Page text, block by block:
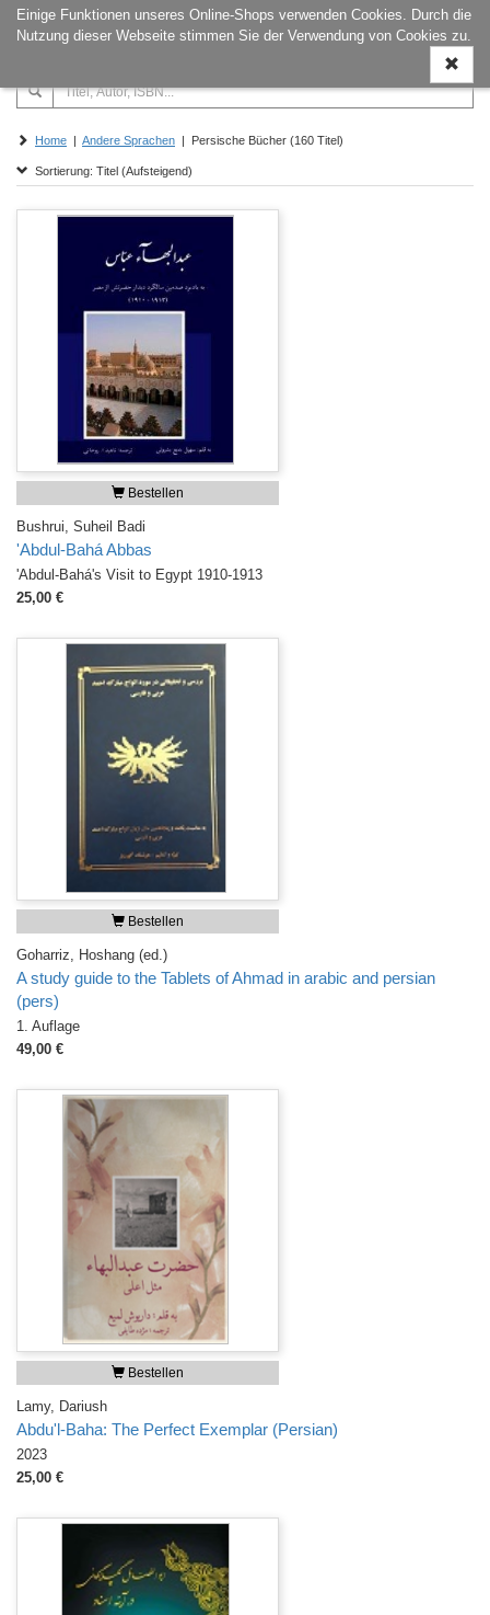
Einige Funktionen unseres Online-Shops verwenden Cookies. Durch die
Nutzung dieser Webseite stimmen Sie der Verwendung von Cookies zu.
ein-/
Home | Andere Sprachen | Persische Bücher (160 Titel)
Sortierung: Titel (Aufsteigend)
Bestellen
Bushrui, Suheil Badi
'Abdul-Bahá Abbas
'Abdul-Bahá's Visit to Egypt 1910-1913
25,00 €
Bestellen
Goharriz, Hoshang (ed.)
A study guide to the Tablets of Ahmad in arabic and persian
(pers)
1. Auflage
49,00 €
Bestellen
Lamy, Dariush
Abdu'l-Baha: The Perfect Exemplar (Persian)
2023
25,00 €